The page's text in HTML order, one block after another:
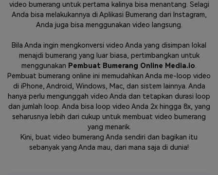
video bumerang untuk pertama kalinya bisa menantang. Selagi
Anda bisa melakukannya di Aplikasi Bumerang dari Instagram,
Anda juga bisa menggunakan video langsung.
Bila Anda ingin mengkonversi video Anda yang disimpan lokal
menajdi bumerang yang luar biasa, pertimbangkan untuk
menggunakan Pembuat Bumerang Online Media.io.
Pembuat bumerang online ini memudahkan Anda me-loop video
di iPhone, Android, Windows, Mac, dan sistem lainnya. Anda
hanya perlu mengunggah video Anda dan tetapkan durasi loop
dan jumlah loop. Anda bisa loop video Anda 2x hingga 8x, yang
seharusnya lebih dari cukup untuk membuat video bumerang
yang menarik.
Kini, buat video bumerang Anda sendiri dan bagikan itu
sebanyak yang Anda mau, dari mana saja di dunia!